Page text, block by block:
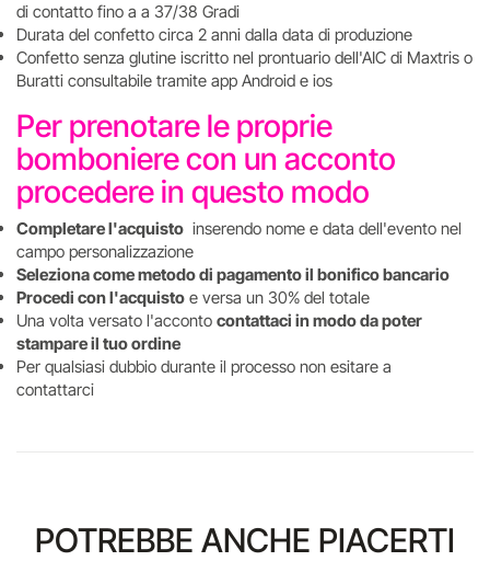
di contatto fino a a 37/38 Gradi
Durata del confetto circa 2 anni dalla data di produzione
Confetto senza glutine iscritto nel prontuario dell'AIC di Maxtris o
Buratti consultabile tramite app Android e ios
Per prenotare le proprie
bomboniere con un acconto
procedere in questo modo
Completare l'acquisto inserendo nome e data dell'evento nel
campo personalizzazione
Seleziona come metodo di pagamento il bonifico bancario
Procedi con l'acquisto e versa un 30% del totale
Una volta versato l'acconto contattaci in modo da poter
stampare il tuo ordine
Per qualsiasi dubbio durante il processo non esitare a
contattarci
POTREBBE ANCHE PIACERTI